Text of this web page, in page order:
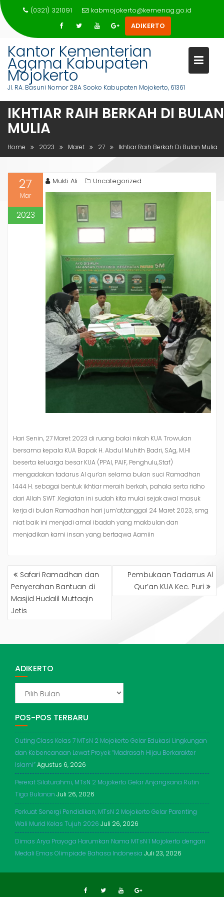
Skip
to
content
(0321) 321091
kabmojokerto@kemenag.go.id
ADIKERTO
Kantor Kementerian
Agama Kabupaten
Mojokerto
Jl. RA. Basuni Nomor 28A Sooko Kabupaten Mojokerto, 61361
IKHTIAR RAIH BERKAH DI BULAN
MULIA
Home 2023 Maret 27 Ikhtiar Raih Berkah Di Bulan Mulia
27
Mar
2023
Mukti Ali Uncategorized
Hari Senin, 27 Maret 2023 di ruang balai nikah KUA Trowulan
bersama kepala KUA Bapak H. Abdul Muhith Badri, SAg, M.HI
beserta keluarga besar KUA (PPAI, PAIF, Penghulu,Staf)
mengadakan tadarus Al qur’an selama bulan suci Ramadhan
1444 H. sebagai bentuk ikhtiar meraih berkah, pahala serta ridho
dari Allah SWT .Kegiatan ini sudah kita mulai sejak awal masuk
kerja di bulan Ramadhan hari jum’at,tanggal 24 Maret 2023, smg
niat baik ini menjadi amal ibadah yang makbulan dan
menjadikan kami insan yang bertaqwa Aamiin
NAVIGASI
POSSafari Ramadhan dan
Penyerahan Bantuan di
Masjid Hudalil Muttaqin
Jetis
Pembukaan Tadarrus Al
Qur’an KUA Kec. Puri
ADIKERTO
POS-POS TERBARU
Outing Class Kelas 7 MTsN 2 Mojokerto Gelar Edukasi Lingkungan
dan Kebencanaan Lewat Proyek “Madrasah Hijau Berkarakter
Islami”Agustus 6, 2026
Pererat Silaturahmi, MTsN 2 Mojokerto Gelar Anjangsana Rutin
Tiga Bulanan Juli 26, 2026
Perkuat Senergi Pendidikan, MTsN 2 Mojokerto Gelar Parenting
Wali Murid Kelas Tujuh 2026 Juli 26, 2026
Dimas Arya Prayoga Harumkan Nama MTsN 1 Mojokerto dengan
Medali Emas Olimpiade Bahasa Indonesia Juli 23, 2026